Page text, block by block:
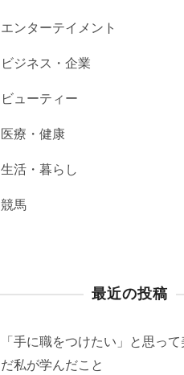
エンターテイメント
ビジネス・企業
ビューティー
医療・健康
生活・暮らし
競馬
最近の投稿
「手に職をつけたい」と思っ
だ私が学んだこと